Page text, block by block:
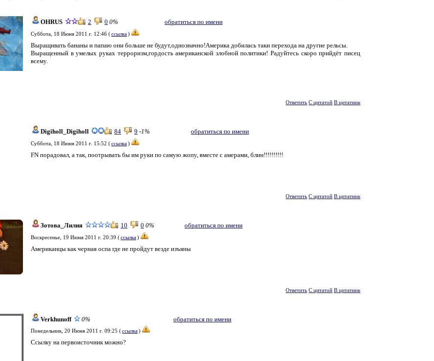
OHRUS 2 0 0% обратиться по имени
Суббота, 18 Июня 2011 г. 12:46 (ссылка)
Выращивать бананы и папаю они больше не будут,однозначно!Америка добилась таки перехода на другие рельсы.
Выращенный в умелых руках терроризм,гордость американской злобной политики! Радуйтесь скоро прийдёт писец
всему.
Ответить С цитатой В цитатник
Digiholl_Digiholl 84 9 -1% обратиться по имени
Суббота, 18 Июня 2011 г. 15:52 (ссылка)
FN порадовал, а так, поотрывать бы им руки по самую жопу, вместе с амерами, блин!!!!!!!!!!
Ответить С цитатой В цитатник
Зотова_Лилия 10 0 0% обратиться по имени
Воскресенье, 19 Июня 2011 г. 20:39 (ссылка)
Американцы как черная оспа где не пройдут везде изъяны
Ответить С цитатой В цитатник
Verkhunoff 0% обратиться по имени
Понедельник, 20 Июня 2011 г. 09:25 (ссылка)
Ссылку на первоисточник можно?